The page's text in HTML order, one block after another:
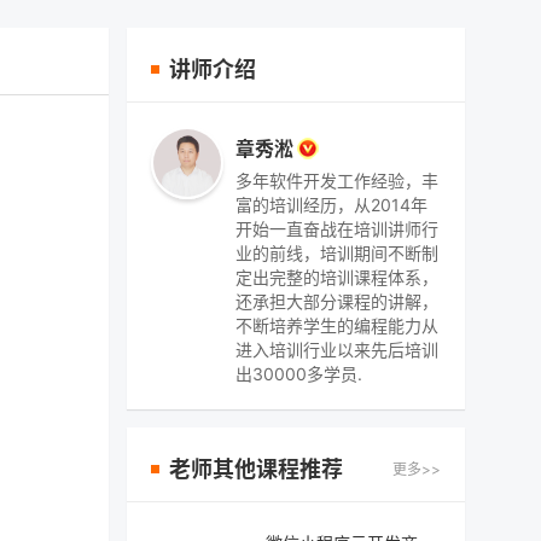
讲师介绍
章秀淞
多年软件开发工作经验，丰
富的培训经历，从2014年
开始一直奋战在培训讲师行
业的前线，培训期间不断制
定出完整的培训课程体系，
还承担大部分课程的讲解，
不断培养学生的编程能力从
进入培训行业以来先后培训
出30000多学员.
老师其他课程推荐 更多>>